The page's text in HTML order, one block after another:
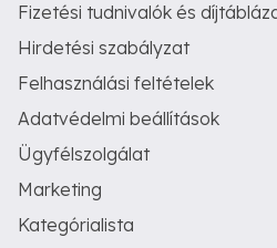
Fizetési tudnivalók és
Hirdetési szabályzat
Felhasználási feltételek
Adatvédelmi beállítások
Ügyfélszolgálat
Marketing
Kategórialista